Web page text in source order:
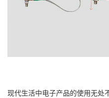
现代生活中电子产品的使用无处